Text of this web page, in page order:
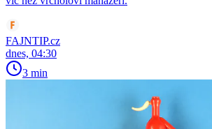
FAJNTIP.cz
dnes, 04:30
3 min